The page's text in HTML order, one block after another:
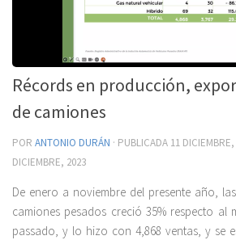
Récords en producción,
de camiones
POR ANTONIO DURÁN · PUBLICADA 11
DICIEMBRE, 2023
De enero a noviembre del presente año,
camiones pesados creció 35% respecto al
passado, y lo hizo con 4,868 ventas, y se